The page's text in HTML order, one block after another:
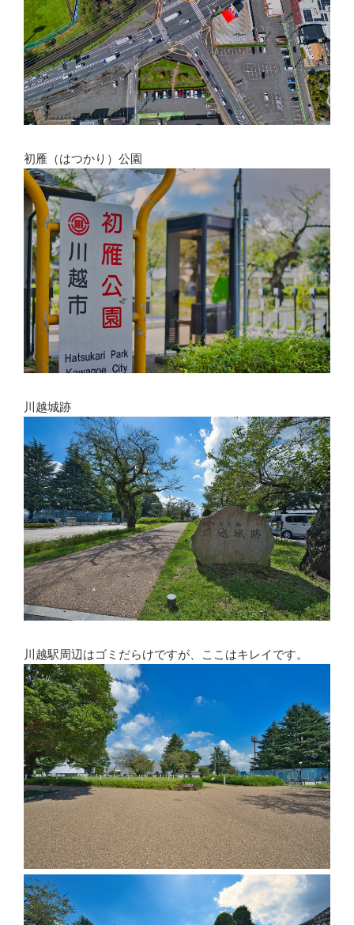
初雁（はつかり）公園
川越城跡
川越駅周辺はゴミだらけですが、ここはキレイです。